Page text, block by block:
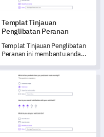
Templat Tinjauan
Penglibatan Peranan
Templat Tinjauan Penglibatan
Peranan ini membantu anda
penting tentang peranan,
tanggungjawab, dan kepuasan
kerja ahli pasukan anda.
Acara
Templat Borang Persetujuan